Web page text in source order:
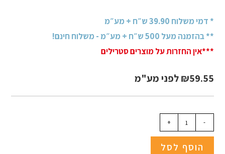
* דמי משלוח 39.90 ש״ח + מע״מ
** בהזמנה מעל 500 ש״ח + מע״מ - משלוח חינם!
***אין החזרות על מוצרים סטרילים
₪59.55 לפני מע"מ
-
+
הוסף לסל